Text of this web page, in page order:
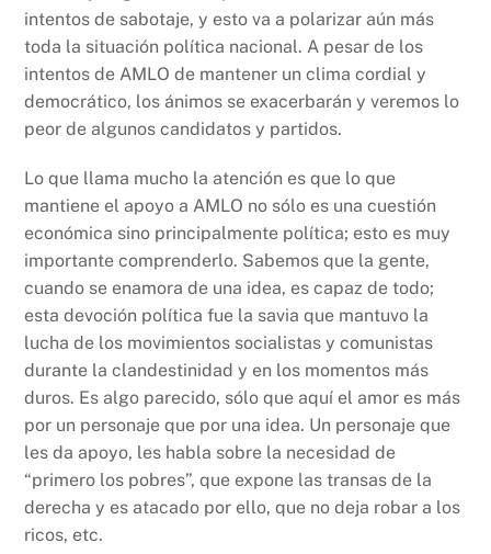
intentos de sabotaje, y esto va a polarizar aún más
toda la situación política nacional. A pesar de los
intentos de AMLO de mantener un clima cordial y
democrático, los ánimos se exacerbarán y veremos lo
peor de algunos candidatos y partidos.
Lo que llama mucho la atención es que lo que
mantiene el apoyo a AMLO no sólo es una cuestión
económica sino principalmente política; esto es muy
importante comprenderlo. Sabemos que la gente,
cuando se enamora de una idea, es capaz de todo;
esta devoción política fue la savia que mantuvo la
lucha de los movimientos socialistas y comunistas
durante la clandestinidad y en los momentos más
duros. Es algo parecido, sólo que aquí el amor es más
por un personaje que por una idea. Un personaje que
les da apoyo, les habla sobre la necesidad de
“primero los pobres”, que expone las transas de la
derecha y es atacado por ello, que no deja robar a los
ricos, etc.